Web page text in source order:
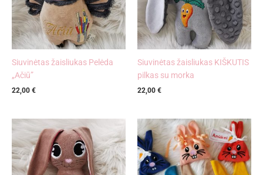
Siuvinėtas žaisliukas Pelėda
„Ačiū”
22,00 €
Siuvinėtas žaisliukas KIŠKUTIS
pilkas su morka
22,00 €